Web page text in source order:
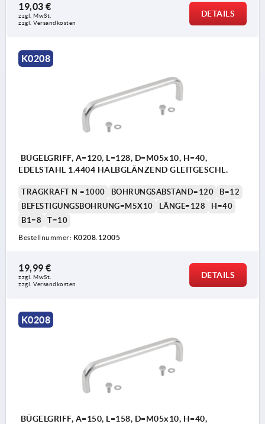
19,03 €
zzgl. MwSt.
zzgl. Versandkosten
DETAILS
K0208
BÜGELGRIFF, A=120, L=128, D=M05x10, H=40,
EDELSTAHL 1.4404 HALBGLÄNZEND GLEITGESCHL.
TRAGKRAFT N =1000 BOHRUNGSABSTAND=120
B=12
BEFESTIGUNGSBOHRUNG=M5X10
LÄNGE=128
H=40
B1=8
T=10
Bestellnummer: K0208.12005
19,99 €
zzgl. MwSt.
zzgl. Versandkosten
DETAILS
K0208
BÜGELGRIFF, A=150, L=158, D=M05x10, H=40,